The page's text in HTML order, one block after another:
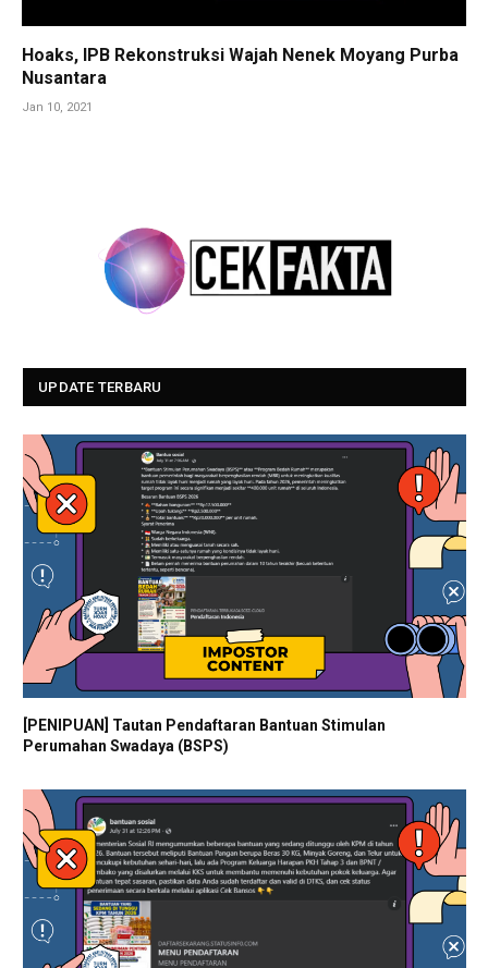
Hoaks, IPB Rekonstruksi Wajah Nenek Moyang Purba
Nusantara
Jan 10, 2021
UPDATE TERBARU
[PENIPUAN] Tautan Pendaftaran Bantuan Stimulan
Perumahan Swadaya (BSPS)